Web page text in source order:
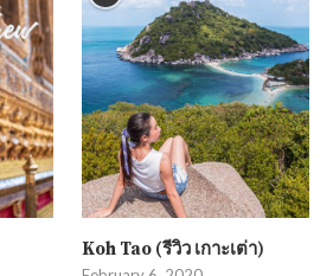
Koh Tao (รีวิว เกาะเต่า)